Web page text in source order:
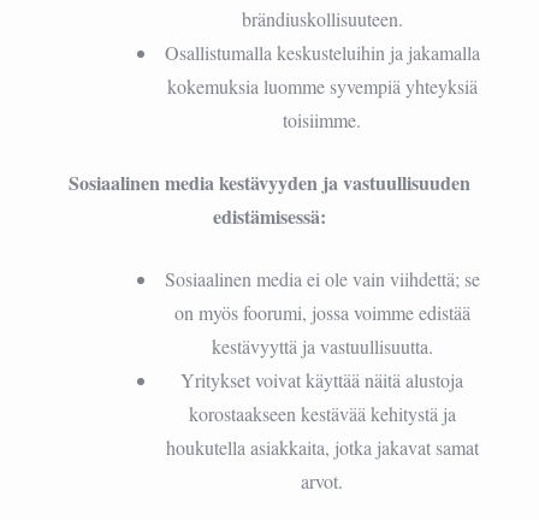
brändiuskollisuuteen.
Osallistumalla keskusteluihin ja jakamalla
kokemuksia luomme syvempiä yhteyksiä
toisiimme.
Sosiaalinen media kestävyyden ja vastuullisuuden
edistämisessä:
Sosiaalinen media ei ole vain viihdettä; se
on myös foorumi, jossa voimme edistää
kestävyyttä ja vastuullisuutta.
Yritykset voivat käyttää näitä alustoja
korostaakseen kestävää kehitystä ja
houkutella asiakkaita, jotka jakavat samat
arvot.